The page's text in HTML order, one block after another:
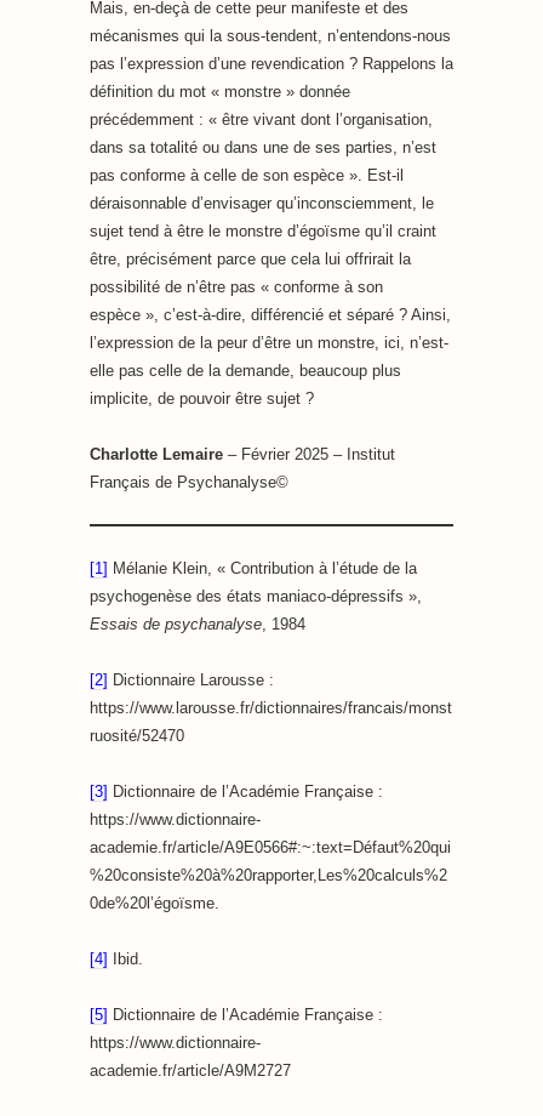
Mais, en-deçà de cette peur manifeste et des
mécanismes qui la sous-tendent, n’entendons-nous
pas l’expression d’une revendication ? Rappelons la
définition du mot « monstre » donnée
précédemment : « être vivant dont l’organisation,
dans sa totalité ou dans une de ses parties, n’est
pas conforme à celle de son espèce ». Est-il
déraisonnable d’envisager qu’inconsciemment, le
sujet tend à être le monstre d’égoïsme qu’il craint
être, précisément parce que cela lui offrirait la
possibilité de n’être pas « conforme à son
espèce », c’est-à-dire, différencié et séparé ? Ainsi,
l’expression de la peur d’être un monstre, ici, n’est-
elle pas celle de la demande, beaucoup plus
implicite, de pouvoir être sujet ?
Charlotte Lemaire – Février 2025 – Institut
Français de Psychanalyse©
[1] Mélanie Klein, « Contribution à l’étude de la
psychogenèse des états maniaco-dépressifs »,
Essais de psychanalyse, 1984
[2] Dictionnaire Larousse :
https://www.larousse.fr/dictionnaires/francais/monst
ruosité/52470
[3] Dictionnaire de l’Académie Française :
https://www.dictionnaire-
academie.fr/article/A9E0566#:~:text=Défaut%20qui
%20consiste%20à%20rapporter,Les%20calculs%2
0de%20l’égoïsme.
[4] Ibid.
[5] Dictionnaire de l’Académie Française :
https://www.dictionnaire-
academie.fr/article/A9M2727